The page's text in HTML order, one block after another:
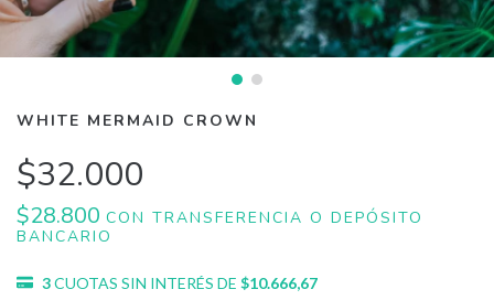
WHITE MERMAID CROWN
$32.000
$28.800 CON TRANSFERENCIA O DEPÓSITO
BANCARIO
3CUOTAS SIN INTERÉS DE $10.666,67